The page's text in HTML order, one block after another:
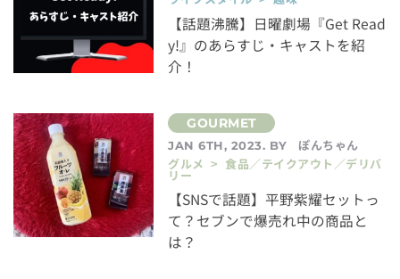
【話題沸騰】日曜劇場『Get Read
y!』のあらすじ・キャストを紹
介！
JAN 6TH, 2023. BY
ぽんちゃん
グルメ > 食品／テイクアウト／デリバ
リー
【SNSで話題】平野紫耀セットっ
て？セブンで爆売れ中の商品と
は？